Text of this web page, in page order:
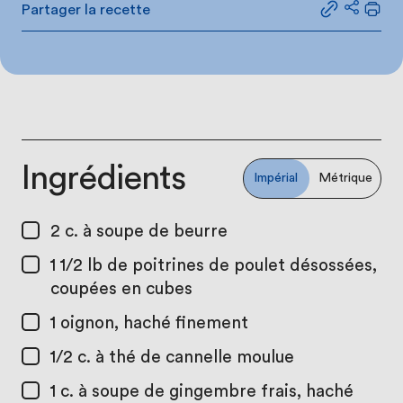
Partager la recette
Partager
Ingrédients Impérial Métrique
2 c. à soupe de beurre
1 1/2 lb de poitrines de poulet désossées,
coupées en cubes
1 oignon, haché finement
1/2 c. à thé de cannelle moulue
1 c. à soupe de gingembre frais, haché